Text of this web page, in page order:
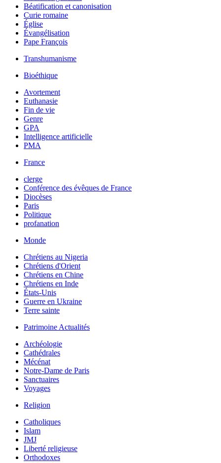
Béatification et canonisation
Curie romaine
Église
Évangélisation
Pape François
Transhumanisme
Bioéthique
Avortement
Euthanasie
Fin de vie
Genre
GPA
Intelligence artificielle
PMA
France
clerge
Conférence des évêques de France
Diocèses
Paris
Politique
profanation
Monde
Chrétiens au Nigeria
Chrétiens d'Orient
Chrétiens en Chine
Chrétiens en Inde
États-Unis
Guerre en Ukraine
Terre sainte
Patrimoine Actualités
Archéologie
Cathédrales
Mécénat
Notre-Dame de Paris
Sanctuaires
Voyages
Religion
Catholiques
Islam
JMJ
Liberté religieuse
Orthodoxes